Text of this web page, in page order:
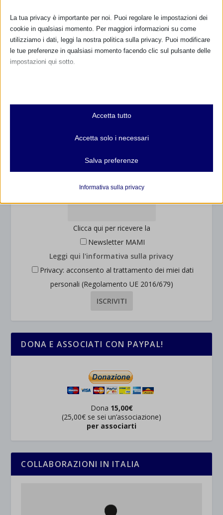
800.883300
Maggiori informazioni
... oppure inserisci i tuoi dati:
Cognome:
Clicca qui per ricevere la
Newsletter MAMI
Leggi qui l'informativa sulla privacy
Privacy: acconsento al trattamento dei miei dati
personali (Regolamento UE 2016/679)
DONA E ASSOCIATI CON PAYPAL!
Dona 15,00€
(25,00€ se sei un’associazione)
per associarti
COLLABORAZIONI IN ITALIA
La tua privacy è importante per noi. Puoi regolare le impostazioni dei
cookie in qualsiasi momento. Per maggiori informazioni su come
utilizziamo i dati, leggi la nostra politica sulla privacy. Puoi modificare
le tue preferenze in qualsiasi momento facendo clic sul pulsante delle
impostazioni qui sotto.
Essenziali
I cookie e i servizi essenziali abilitano le funzioni di base e sono
e servizi non richiedono il consenso dell'utente secondo il GDPR.
wordpress_test_cookie
wp-settings-time-*
Analitici
interagiscono con il nostro sito web.
Questa categoria include tutti i cookie, i domini e i servizi che non
rientrano nelle altre categorie specifiche o che non sono stati
esplicitamente categorizzati.
Mostra dettagli
Accetta tutto
Accetta solo i necessari
Salva preferenze
Informativa sulla privacy